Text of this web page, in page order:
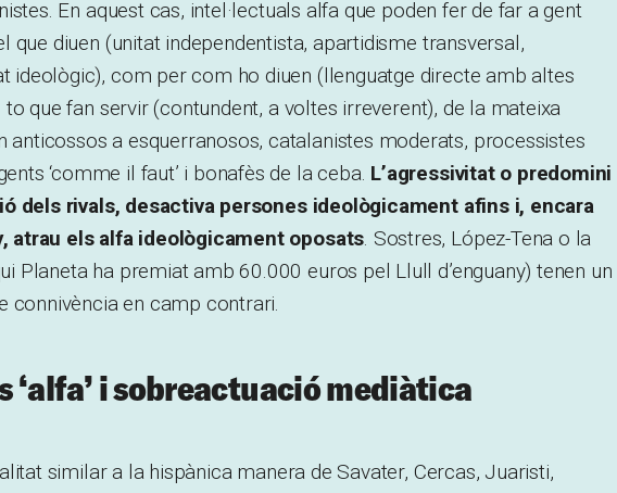
En aquest cas, intel·lectuals alfa que poden fer de far a gent
que diuen (unitat independentista, apartidisme transversal,
ideològic), com per com ho diuen (llenguatge directe amb altes
que fan servir (contundent, a voltes irreverent), de la mateixa
anticossos a esquerranosos, catalanistes moderats, processistes
‘comme il faut’ i bonafès de la ceba. L’agressivitat o predomini
dels rivals, desactiva persones ideològicament afins i, encara
atrau els alfa ideològicament oposats. Sostres, López-Tena o la
Planeta ha premiat amb 60.000 euros pel Llull d’enguany) tenen un
connivència en camp contrari.
‘alfa’ i sobreactuació mediàtica
similar a la hispànica manera de Savater, Cercas, Juaristi,